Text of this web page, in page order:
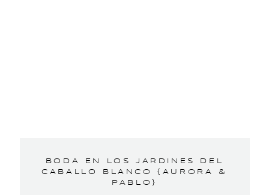
BODA EN LOS JARDINES DEL
CABALLO BLANCO {AURORA &
PABLO}